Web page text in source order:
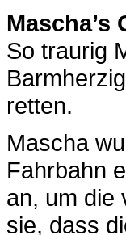
Mascha’s
So traurig
retten.
Mascha
Fahrbahn
an, um die
sie, dass